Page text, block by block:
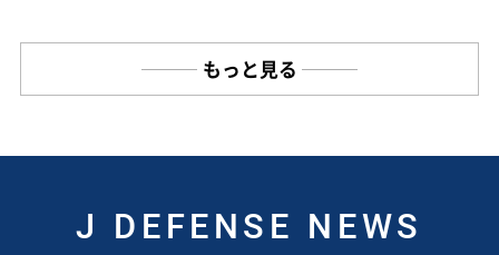
もっと見る
J DEFENSE NEWS